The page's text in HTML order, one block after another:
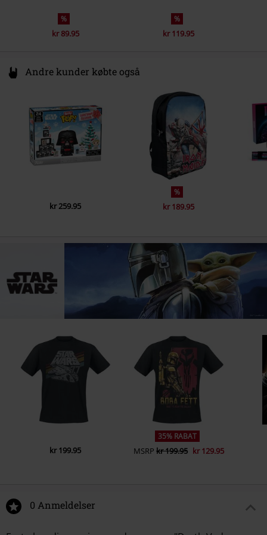
%
kr 89.95
%
kr 119.95
Andre kunder købte også
kr 259.95
%
kr 189.95
kr 199.95
35% RABAT
MSRP kr 199.95 kr 129.95
0 Anmeldelser